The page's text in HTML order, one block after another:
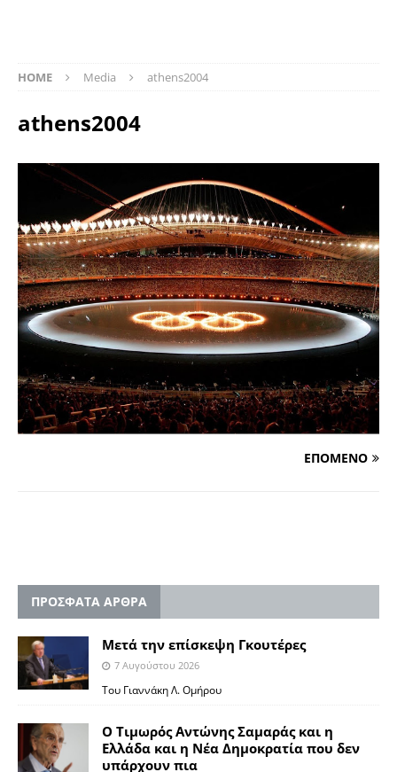
HOME Media athens2004
athens2004
ΕΠΟΜΕΝΟ
ΠΡΟΣΦΑΤΑ ΑΡΘΡΑ
Μετά την επίσκεψη Γκουτέρες
7 Αυγούστου 2026
Του Γιαννάκη Λ. Ομήρου
Ο Τιμωρός Αντώνης Σαμαράς και η
Ελλάδα και η Νέα Δημοκρατία που δεν
υπάρχουν πια